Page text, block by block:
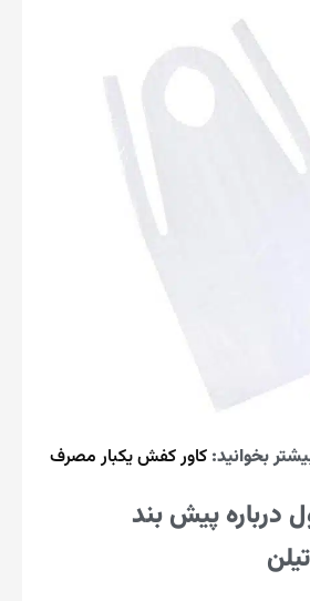
بخوانید: کاور کفش یکبار مصرف
درباره پیش بند